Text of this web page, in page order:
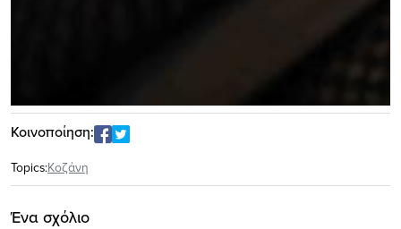
Κοινοποίηση:
Topics:Κοζάνη
Ένα σχόλιο